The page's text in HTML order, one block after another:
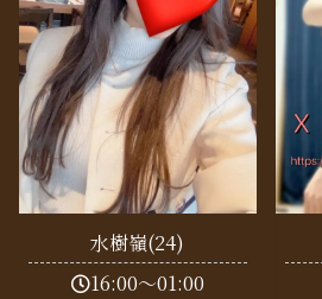
水樹嶺(24)
16:00～01:00